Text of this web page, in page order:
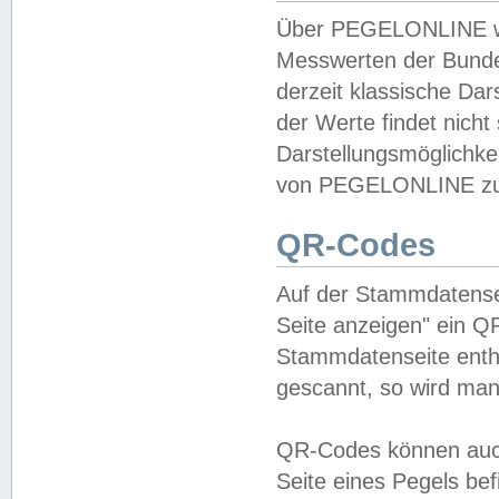
Über PEGELONLINE
Messwerten der
derzeit klassische
der Werte findet
von PEGELONLINE
QR-Codes
Auf der
Seite anzeigen" ein
Stammdatenseite
gescannt, so wird
QR-Codes können
Seite eines Pegels